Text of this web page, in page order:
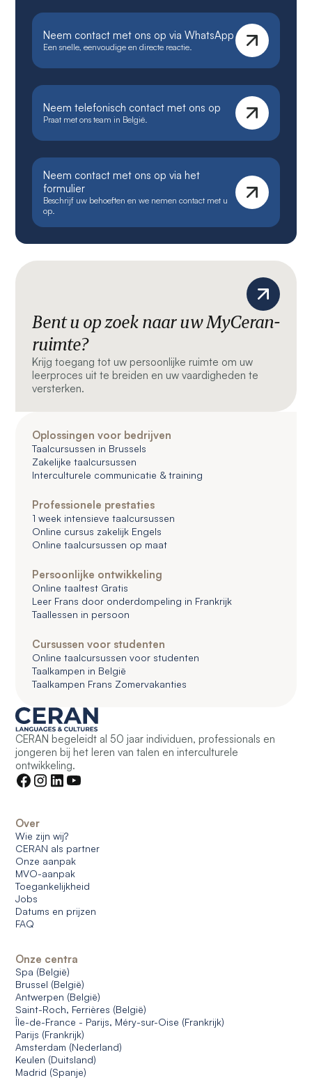
Neem contact met ons op via WhatsApp
Een snelle, eenvoudige en directe reactie.
Neem telefonisch contact met ons op
Praat met ons team in België.
Neem contact met ons op via het
formulier
Beschrijf uw behoeften en we nemen contact met u
op.
Bent u op zoek naar uw MyCeran-
ruimte?
Krijg toegang tot uw persoonlijke ruimte om uw
leerproces uit te breiden en uw vaardigheden te
versterken.
Oplossingen voor bedrijven
Taalcursussen in Brussels
Zakelijke taalcursussen
Interculturele communicatie & training
Professionele prestaties
1 week intensieve taalcursussen
Online cursus zakelijk Engels
Online taalcursussen op maat
Persoonlijke ontwikkeling
Online taaltest Gratis
Leer Frans door onderdompeling in Frankrijk
Taallessen in persoon
Cursussen voor studenten
Online taalcursussen voor studenten
Taalkampen in België
Taalkampen Frans Zomervakanties
CERAN begeleidt al 50 jaar individuen, professionals en
jongeren bij het leren van talen en interculturele
ontwikkeling.
Over
Wie zijn wij?
CERAN als partner
Onze aanpak
MVO-aanpak
Toegankelijkheid
Jobs
Datums en prijzen
FAQ
Onze centra
Spa (België)
Brussel (België)
Antwerpen (België)
Saint-Roch, Ferrières (België)
Île-de-France - Parijs, Méry-sur-Oise (Frankrijk)
Parijs (Frankrijk)
Amsterdam (Nederland)
Keulen (Duitsland)
Madrid (Spanje)